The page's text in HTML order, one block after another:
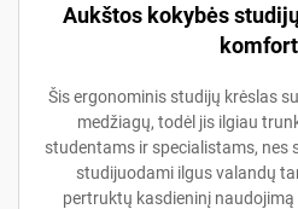
Aukštos kokybės
Šis ergonominis studijų krėslas
medžiagų, todėl jis ilgiau
studentams ir specialistams, nes
studijuodami ilgus valandų
pertruktų kasdieninį